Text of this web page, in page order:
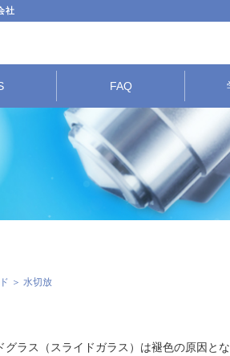
社
FAQ
＞ 水切放
グラス（スライドガラス）は褪色の原因と